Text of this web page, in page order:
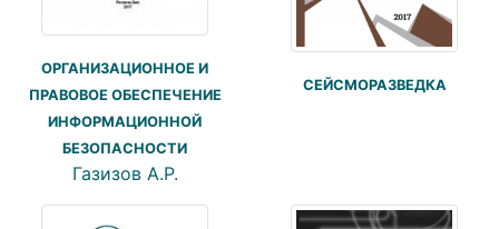
ОРГАНИЗАЦИОННОЕ И
ПРАВОВОЕ ОБЕСПЕЧЕНИЕ
ИНФОРМАЦИОННОЙ
БЕЗОПАСНОСТИ
Газизов А.Р.
СЕЙСМОРАЗВЕДКА